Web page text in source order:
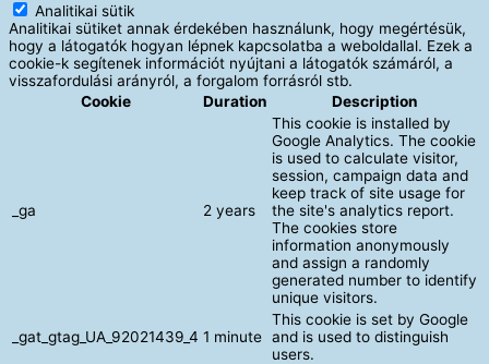
Analitikai sütik
Analitikai sütiket annak érdekében használunk, hogy megértésük,
hogy a látogatók hogyan lépnek kapcsolatba a weboldallal. Ezek a
cookie-k segítenek információt nyújtani a látogatók számáról, a
visszafordulási arányról, a forgalom forrásról stb.
Cookie
Duration Description
_ga 2 years
This cookie is installed by
Google Analytics. The cookie
is used to calculate visitor,
session, campaign data and
keep track of site usage for
the site's analytics report.
The cookies store
information anonymously
and assign a randomly
generated number to identify
unique visitors.
_gat_gtag_UA_92021439_4 1 minute
This cookie is set by Google
and is used to distinguish
users.